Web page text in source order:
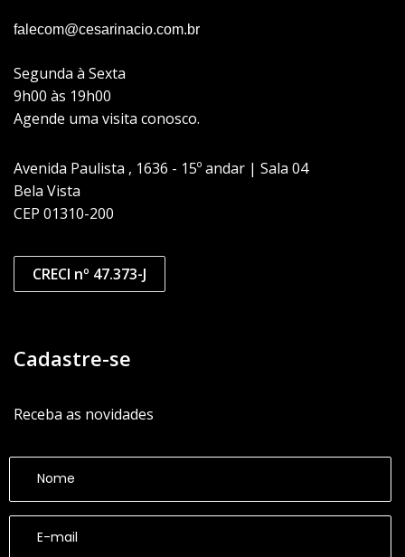
falecom@cesarinacio.com.br
Segunda à Sexta
9h00 às 19h00
Agende uma visita conosco.
Avenida Paulista , 1636 - 15º andar | Sala 04
Bela Vista
CEP 01310-200
CRECI nº 47.373-J
Cadastre-se
Receba as novidades